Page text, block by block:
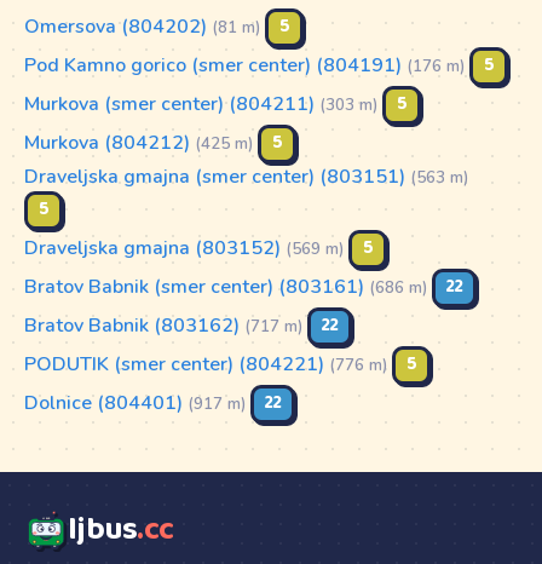
Omersova (804202) (81 m) 5
Pod Kamno gorico (smer center) (804191) (176 m) 5
Murkova (smer center) (804211) (303 m) 5
Murkova (804212) (425 m) 5
Draveljska gmajna (smer center) (803151) (563 m)
5
Draveljska gmajna (803152) (569 m) 5
Bratov Babnik (smer center) (803161) (686 m) 22
Bratov Babnik (803162) (717 m) 22
PODUTIK (smer center) (804221) (776 m) 5
Dolnice (804401) (917 m) 22
ljbus.cc